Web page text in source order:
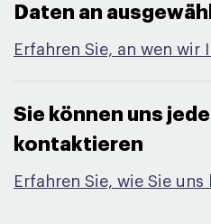
Daten an
Erfahren Sie, an wen wir
Sie können uns
kontaktieren​
Erfahren Sie, wie Sie